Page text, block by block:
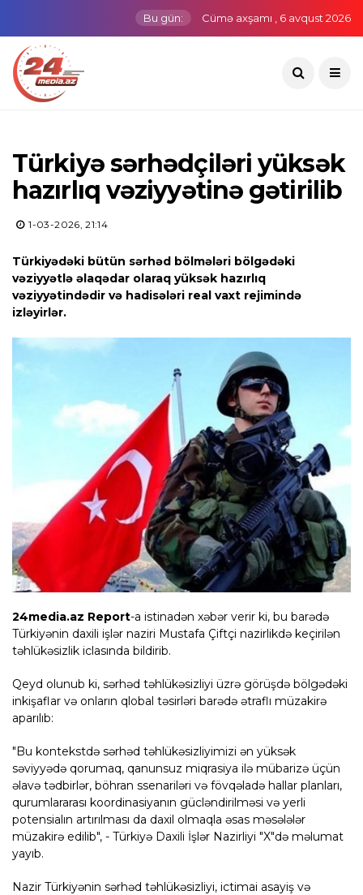
Bu gün: Cümə axşamı , 6 avqust 2026
Türkiyə sərhədçiləri yüksək
hazırlıq vəziyyətinə gətirilib
1-03-2026, 21:14
Türkiyədəki bütün sərhəd bölmələri bölgədəki
vəziyyətlə əlaqədar olaraq yüksək hazırlıq
vəziyyətindədir və hadisələri real vaxt rejimində
izləyirlər.
24media.az Report-a istinadən xəbər verir ki, bu barədə
Türkiyənin daxili işlər naziri Mustafa Çiftçi nazirlikdə keçirilən
təhlükəsizlik iclasında bildirib.
Qeyd olunub ki, sərhəd təhlükəsizliyi üzrə görüşdə bölgədəki
inkişaflar və onların qlobal təsirləri barədə ətraflı müzakirə
aparılıb:
"Bu kontekstdə sərhəd təhlükəsizliyimizi ən yüksək
səviyyədə qorumaq, qanunsuz miqrasiya ilə mübarizə üçün
əlavə tədbirlər, böhran ssenariləri və fövqəladə hallar planları,
qurumlararası koordinasiyanın gücləndirilməsi və yerli
potensialın artırılması da daxil olmaqla əsas məsələlər
müzakirə edilib", - Türkiyə Daxili İşlər Nazirliyi "X"də məlumat
yayıb.
Nazir Türkiyənin sərhəd təhlükəsizliyi, ictimai asayiş və